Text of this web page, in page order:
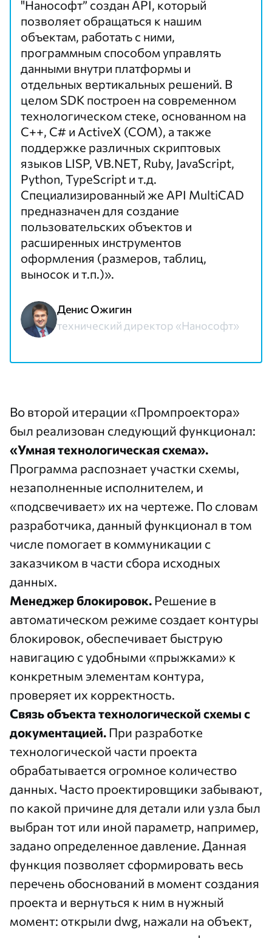
"Нанософт” создан API, который
позволяет обращаться к нашим
объектам, работать с ними,
программным способом управлять
данными внутри платформы и
отдельных вертикальных решений. В
целом SDK построен на современном
технологическом стеке, основанном на
C++, C# и ActiveX (COM), а также
поддержке различных скриптовых
языков LISP, VB.NET, Ruby, JavaScript,
Python, TypeScript и т.д.
Специализированный же API MultiCAD
предназначен для создание
пользовательских объектов и
расширенных инструментов
оформления (размеров, таблиц,
выносок и т.п.)».
Денис Ожигин
технический директор «Нанософт»
Во второй итерации «Промпроектора»
был реализован следующий функционал:
«Умная технологическая схема».
Программа распознает участки схемы,
незаполненные исполнителем, и
«подсвечивает» их на чертеже. По словам
разработчика, данный функционал в том
числе помогает в коммуникации с
заказчиком в части сбора исходных
данных.
Менеджер блокировок. Решение в
автоматическом режиме создает контуры
блокировок, обеспечивает быструю
навигацию с удобными «прыжками» к
конкретным элементам контура,
проверяет их корректность.
Связь объекта технологической схемы с
документацией. При разработке
технологической части проекта
обрабатывается огромное количество
данных. Часто проектировщики забывают,
по какой причине для детали или узла был
выбран тот или иной параметр, например,
задано определенное давление. Данная
функция позволяет сформировать весь
перечень обоснований в момент создания
проекта и вернуться к ним в нужный
момент: открыли dwg, нажали на объект,